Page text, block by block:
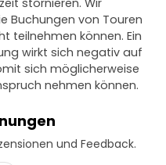
Erklärungen
und voller
Geschichte
Zudem war
professionell,
durchweg
Zweifellos ist
stornieren. Wir
Buchungen von Touren
teilnehmen können. Ein
wirkt sich negativ auf
sich möglicherweise
nehmen können.
und Feedback.